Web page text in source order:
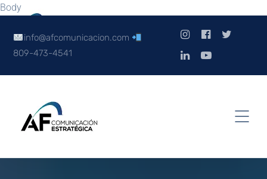
Body
info@afcomunicacion.com
809-473-4541